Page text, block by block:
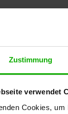
Zustimmung
verwendet
Cookies,
1/2 Die